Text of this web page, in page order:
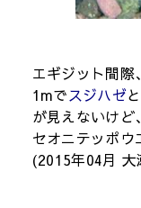
エギジット間
1mでスジハゼ
が見えないけど
セオニテッポウ
(2015年04月